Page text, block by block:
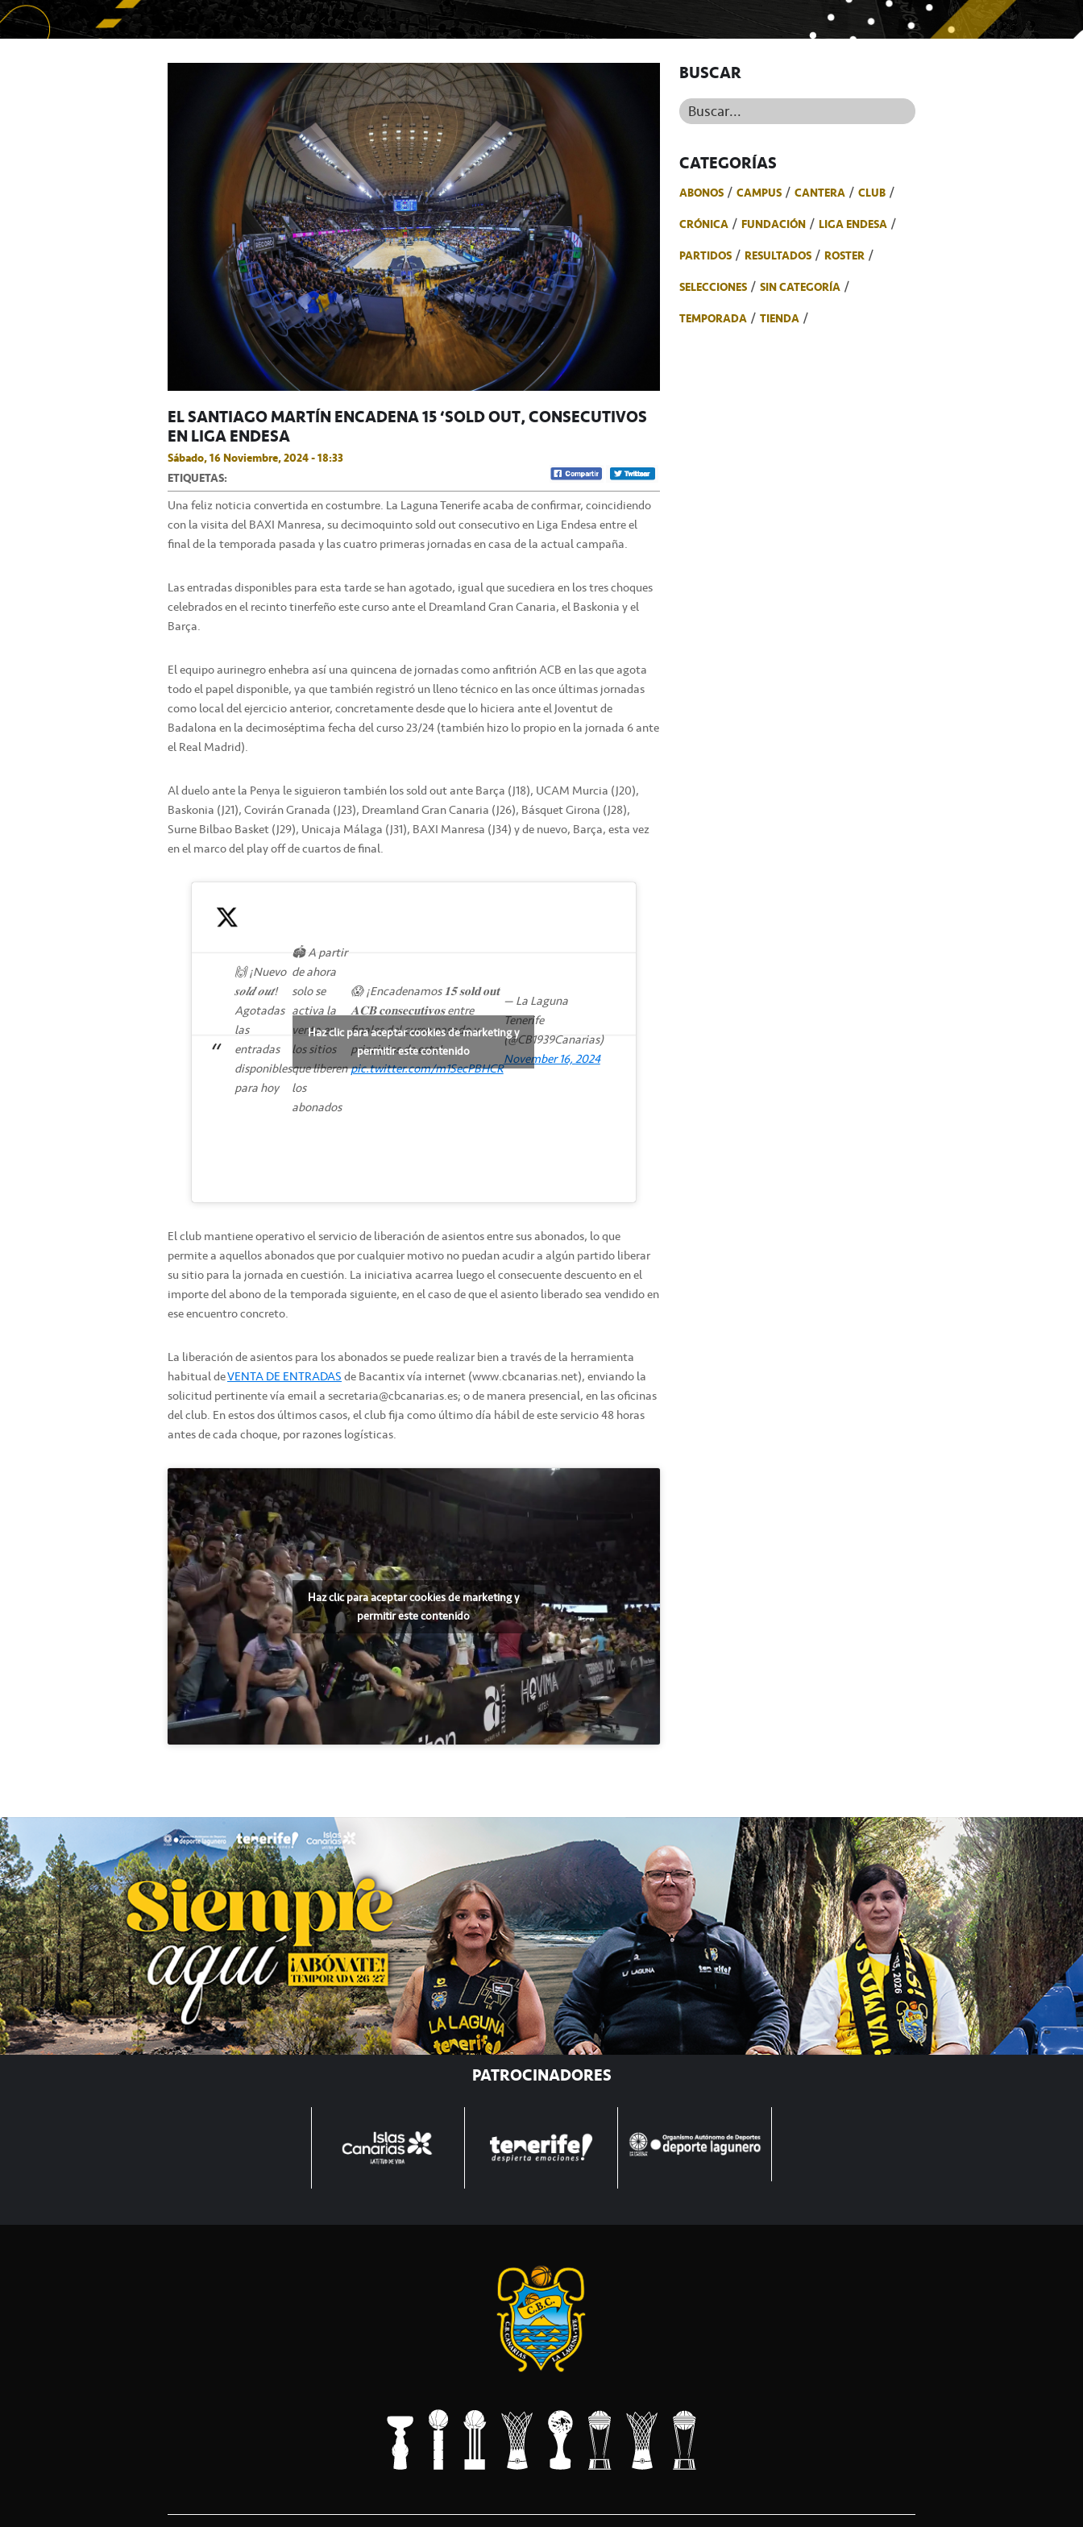
EL SANTIAGO MARTÍN ENCADENA 15 ‘SOLD OUT’ CONSECUTIVOS
EN LIGA ENDESA
Sábado, 16 Noviembre, 2024 - 18:33
ETIQUETAS:
Una feliz noticia convertida en costumbre. La Laguna Tenerife acaba de confirmar, coincidiendo
con la visita del BAXI Manresa, su decimoquinto sold out consecutivo en Liga Endesa entre el
final de la temporada pasada y las cuatro primeras jornadas en casa de la actual campaña.
Las entradas disponibles para esta tarde se han agotado, igual que sucediera en los tres choques
celebrados en el recinto tinerfeño este curso ante el Dreamland Gran Canaria, el Baskonia y el
Barça.
El equipo aurinegro enhebra así una quincena de jornadas como anfitrión ACB en las que agota
todo el papel disponible, ya que también registró un lleno técnico en las once últimas jornadas
como local del ejercicio anterior, concretamente desde que lo hiciera ante el Joventut de
Badalona en la decimoséptima fecha del curso 23/24 (también hizo lo propio en la jornada 6 ante
el Real Madrid).
Al duelo ante la Penya le siguieron también los sold out ante Barça (J18), UCAM Murcia (J20),
Baskonia (J21), Covirán Granada (J23), Dreamland Gran Canaria (J26), Básquet Girona (J28),
Surne Bilbao Basket (J29), Unicaja Málaga (J31), BAXI Manresa (J34) y de nuevo, Barça, esta vez
en el marco del play off de cuartos de final.
🙌 ¡Nuevo
𝒔𝒐𝒍𝒅 𝒐𝒖𝒕!
Agotadas
las
entradas
disponibles
para hoy
🏟️ A partir
de ahora
solo se
activa la
venta en
los sitios
que liberen
los
abonados
😱 ¡Encadenamos 𝟏𝟓 𝐬𝐨𝐥𝐝 𝐨𝐮𝐭
𝐀𝐂𝐁 𝐜𝐨𝐧𝐬𝐞𝐜𝐮𝐭𝐢𝐯𝐨𝐬 entre
finales del curso pasado y
principios de este!
pic.twitter.com/m1SecPBHCR
— La Laguna
Tenerife
(@CB1939Canarias)
November 16, 2024
Haz clic para aceptar cookies de marketing y
permitir este contenido
El club mantiene operativo el servicio de liberación de asientos entre sus abonados, lo que
permite a aquellos abonados que por cualquier motivo no puedan acudir a algún partido liberar
su sitio para la jornada en cuestión. La iniciativa acarrea luego el consecuente descuento en el
importe del abono de la temporada siguiente, en el caso de que el asiento liberado sea vendido en
ese encuentro concreto.
La liberación de asientos para los abonados se puede realizar bien a través de la herramienta
habitual deVENTA DE ENTRADASde Bacantix vía internet (www.cbcanarias.net), enviando la
solicitud pertinente vía email a secretaria@cbcanarias.es; o de manera presencial, en las oficinas
del club. En estos dos últimos casos, el club fija como último día hábil de este servicio 48 horas
antes de cada choque, por razones logísticas.
Haz clic para aceptar cookies de marketing y
permitir este contenido
BUSCAR
Buscar...
CATEGORÍAS
ABONOS CAMPUS CANTERA
CLUB
CRÓNICA
FUNDACIÓN
LIGA ENDESA
PARTIDOS
RESULTADOS
ROSTER
SELECCIONES
SIN CATEGORÍA
TEMPORADA
TIENDA
PATROCINADORES